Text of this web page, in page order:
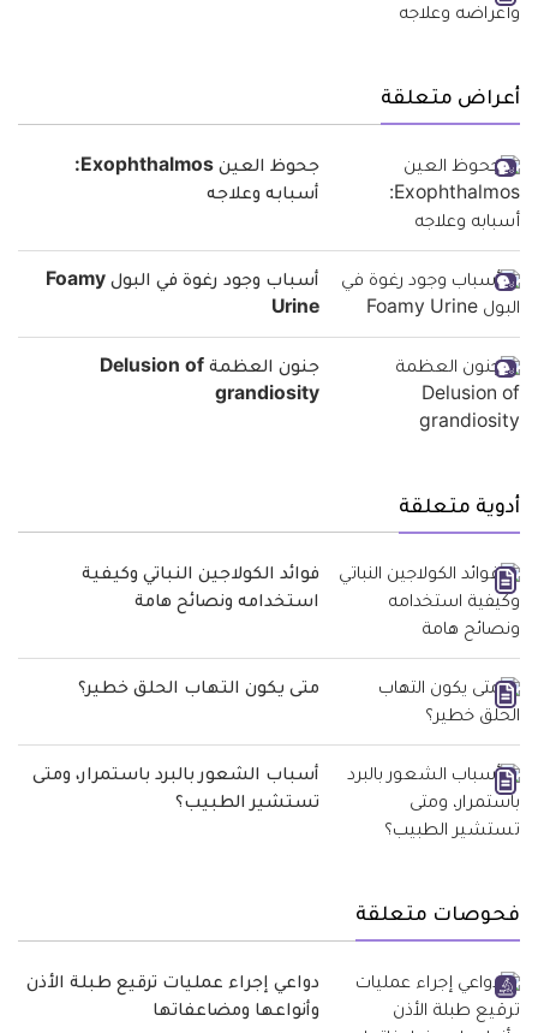
أعراض متعلقة
جحوظ العين Exophthalmos:
أسبابه وعلاجه
أسباب وجود رغوة في البول Foamy
Urine
جنون العظمة Delusion of
grandiosity
أدوية متعلقة
فوائد الكولاجين النباتي وكيفية
استخدامه ونصائح هامة
متى يكون التهاب الحلق خطير؟
أسباب الشعور بالبرد باستمرار، ومتى
تستشير الطبيب؟
فحوصات متعلقة
دواعي إجراء عمليات ترقيع طبلة الأذن
وأنواعها ومضاعفاتها